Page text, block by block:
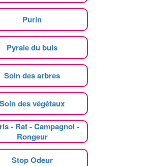
Purin
Pyrale du buis
Soin des arbres
Soin des végétaux
- Rat - Campagnol -
Rongeur
Stop Odeur